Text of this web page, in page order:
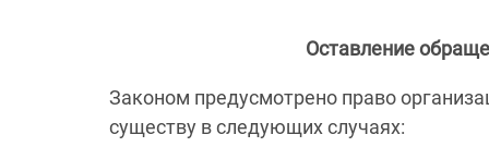
Оставление
Законом предусмотрено право
существу в следующих случаях: